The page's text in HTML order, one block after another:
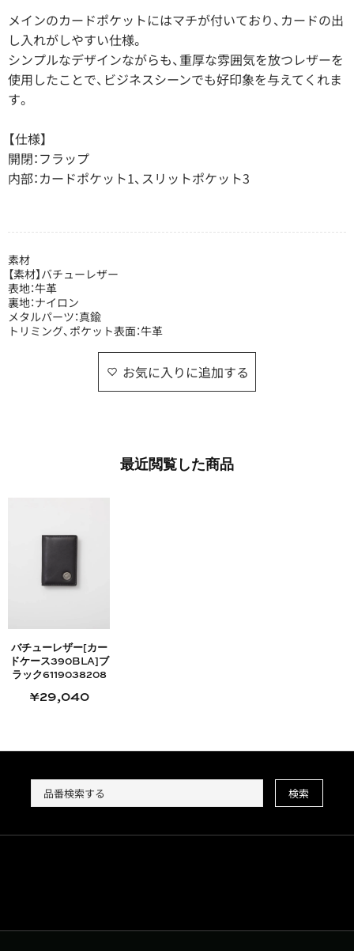
メインのカードポケットにはマチが付いており、カードの出
し入れがしやすい仕様。
シンプルなデザインながらも、重厚な雰囲気を放つレザーを
使用したことで、ビジネスシーンでも好印象を与えてくれま
す。
【仕様】
開閉：フラップ
内部：カードポケット1、スリットポケット3
素材
【素材】バチューレザー
表地：牛革
裏地：ナイロン
メタルパーツ：真鍮
トリミング、ポケット表面：牛革
お気に入りに追加する
最近​閲覧した​商品
バチューレザー[カー
ドケース390BLA]ブ
ラック6119038208
¥29,040
検索